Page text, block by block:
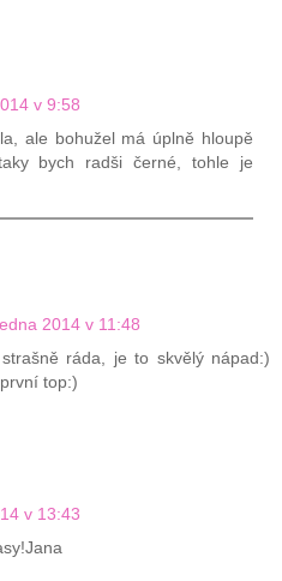
v 9:58
ale bohužel má úplně hloupě
bych radši černé, tohle je
2014 v 11:48
ráda, je to skvělý nápad:)
top:)
v 13:43